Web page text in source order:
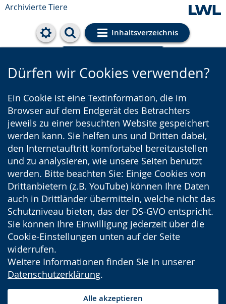
Archivierte Tiere
Inhaltsverzeichnis
Cookie-Einstellungen
Dürfen wir Cookies verwenden?
Ein Cookie ist eine Textinformation, die im
Browser auf dem Endgerät des Betrachters
jeweils zu einer besuchten Website gespeichert
werden kann. Sie helfen uns und Dritten dabei,
den Internetauftritt komfortabel bereitzustellen
und zu analysieren, wie unsere Seiten benutzt
werden. Bitte beachten Sie: Einige Cookies von
Drittanbietern (z.B. YouTube) können Ihre Daten
auch in Drittländer übermitteln, welche nicht das
Schutzniveau bieten, das der DS-GVO entspricht.
Sie können Ihre Einwilligung jederzeit über die
Cookie-Einstellungen unten auf der Seite
widerrufen.
Weitere Informationen finden Sie in unserer
Datenschutzerklärung.
Alle akzeptieren